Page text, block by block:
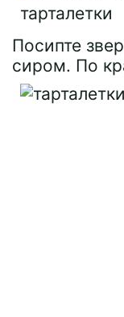
Посипте
сиром. По